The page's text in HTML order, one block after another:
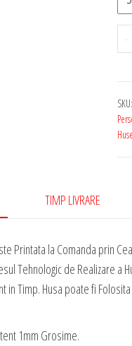
-
SKU:
TIMP LIVRARE
Printata la Comanda prin
Tehnologic de Realizare
Timp. Husa poate fi Folosita
1mm Grosime.